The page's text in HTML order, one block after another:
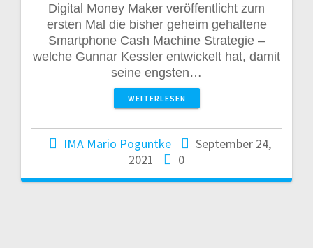
Digital Money Maker veröffentlicht zum
ersten Mal die bisher geheim gehaltene
Smartphone Cash Machine Strategie –
welche Gunnar Kessler entwickelt hat, damit
seine engsten…
WEITERLESEN
IMA Mario Poguntke
September 24,
2021
0